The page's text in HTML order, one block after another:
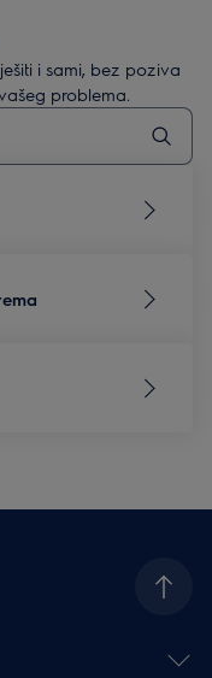
i sami, bez poziva
problema.